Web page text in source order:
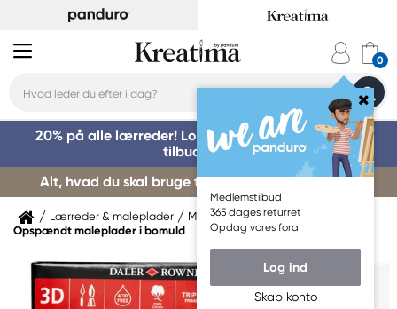
Medlemstilbud
365 dages returret
Opdag vores fora
Log ind
Skab konto
20% på alle lærreder! Log på for at benytte dig af
tilbuddet »
Alt, hvad du skal bruge til kursusstart – køb her »
Lærreder & maleplader
Maleplader
Opspændt maleplader i bomuld